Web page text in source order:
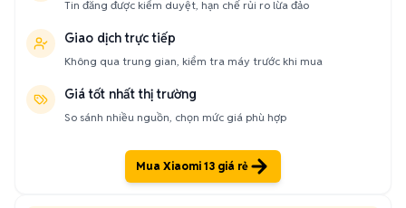
Tin đăng được kiểm duyệt, hạn chế rủi ro lừa đảo
Giao dịch trực tiếp
Không qua trung gian, kiểm tra máy trước khi mua
Giá tốt nhất thị trường
So sánh nhiều nguồn, chọn mức giá phù hợp
Mua Xiaomi 13 giá rẻ